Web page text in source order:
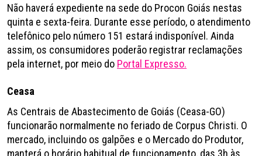
Não haverá expediente na sede do Procon Goiás nestas
quinta e sexta-feira. Durante esse período, o atendimento
telefônico pelo número 151 estará indisponível. Ainda
assim, os consumidores poderão registrar reclamações
pela internet, por meio do Portal Expresso.
Ceasa
As Centrais de Abastecimento de Goiás (Ceasa-GO)
funcionarão normalmente no feriado de Corpus Christi. O
mercado, incluindo os galpões e o Mercado do Produtor,
manterá o horário habitual de funcionamento, das 3h às